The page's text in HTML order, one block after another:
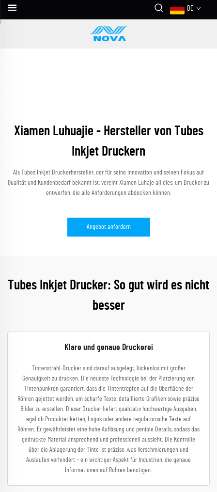
DE
Xiamen Luhuajie - Hersteller von Tubes
Inkjet Druckern
Als Tubes Inkjet Druckerhersteller, der für seine Innovation und seinen Fokus auf
Qualität und Kundenbedarf bekannt ist, vereint Xiamen Luhaje all dies, um Drucker zu
entwerfen, die alle Anforderungen abdecken können.
Angebot anfordern
Tubes Inkjet Drucker: So gut wird es nicht
besser
Klare und genaue Druckerei
Tintenstrahl-Drucker sind darauf ausgelegt, lückenlos mit großer
Genauigkeit zu drucken. Die neueste Technologie bei der Platzierung von
Tintenpunkten garantiert, dass die Tintentropfen auf die Oberfläche der
Röhren gejettet werden, um scharfe Texte, detaillierte Grafiken sowie präzise
Bilder zu erstellen. Dieser Drucker liefert qualitativ hochwertige Ausgaben,
egal ob Produktetiketten, Logos oder andere regulatorische Texte auf
Röhren. Er gewährleistet eine hohe Auflösung und penible Details, sodass das
gedruckte Material ansprechend und professionell aussieht. Die Kontrolle
über die Ablagerung der Tinte ist präzise, was Verschmierungen und
Auslaufen verhindert – ein wichtiger Aspekt für Industrien, die genaue
Informationen auf Röhren benötigen.